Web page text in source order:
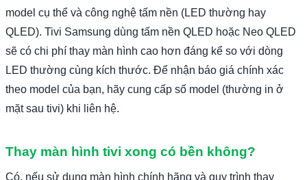
model cụ thể và công nghệ tấm nền (LED thường hay
QLED). Tivi Samsung dùng tấm nền QLED hoặc Neo QLED
sẽ có chi phí thay màn hình cao hơn đáng kể so với dòng
LED thường cùng kích thước. Để nhận báo giá chính xác
theo model của bạn, hãy cung cấp số model (thường in ở
mặt sau tivi) khi liên hệ.
Thay màn hình tivi xong có bền không?
Có, nếu sử dụng màn hình chính hãng và quy trình thay